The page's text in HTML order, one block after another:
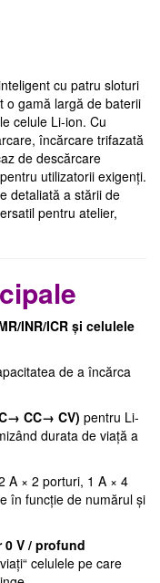
cu patru sloturi
o gamă largă de baterii
celule Li-ion. Cu
încărcare trifazată
de descărcare
utilizatorii exigenți.
detaliată a stării de
pentru atelier,
INR/ICR și celulele
de a încărca
CC→ CV) pentru Li-
durata de viață a
A × 2 porturi, 1 A × 4
în funcție de numărul și
0 V / profund
celulele pe care